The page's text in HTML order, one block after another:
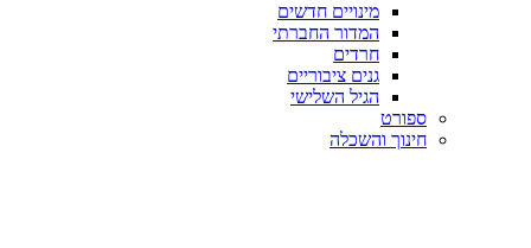
מינויים חדשים
המדור החברתי
חרדים
גנים ציבוריים
הגיל השלישי
ספורט
חינוך והשכלה